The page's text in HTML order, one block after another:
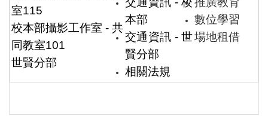
室115
校本部攝影工作室 - 共
同教室101
世賢分部
本部
交通資訊 - 世
賢分部
相關法規
數位學習
場地租借